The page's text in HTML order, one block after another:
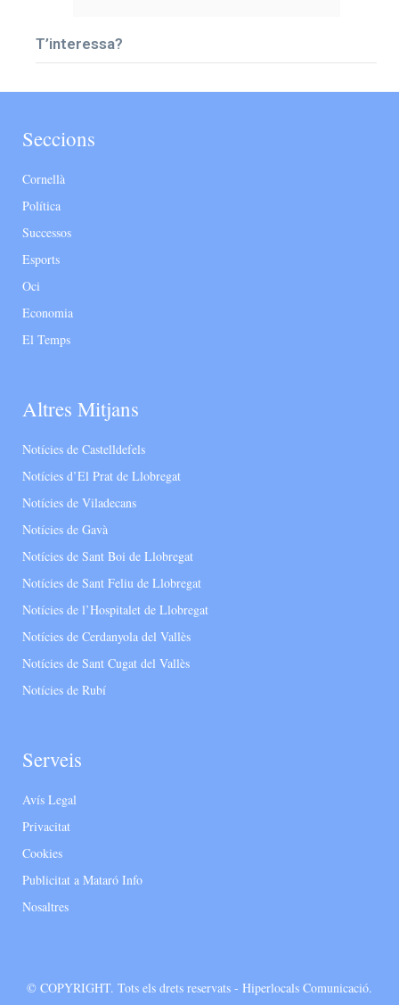
T’interessa?
Seccions
Cornellà
Política
Successos
Esports
Oci
Economia
El Temps
Altres Mitjans
Notícies de Castelldefels
Notícies d’El Prat de Llobregat
Notícies de Viladecans
Notícies de Gavà
Notícies de Sant Boi de Llobregat
Notícies de Sant Feliu de Llobregat
Notícies de l’Hospitalet de Llobregat
Notícies de Cerdanyola del Vallès
Notícies de Sant Cugat del Vallès
Notícies de Rubí
Serveis
Avís Legal
Privacitat
Cookies
Publicitat a Mataró Info
Nosaltres
© COPYRIGHT. Tots els drets reservats - Hiperlocals Comunicació.